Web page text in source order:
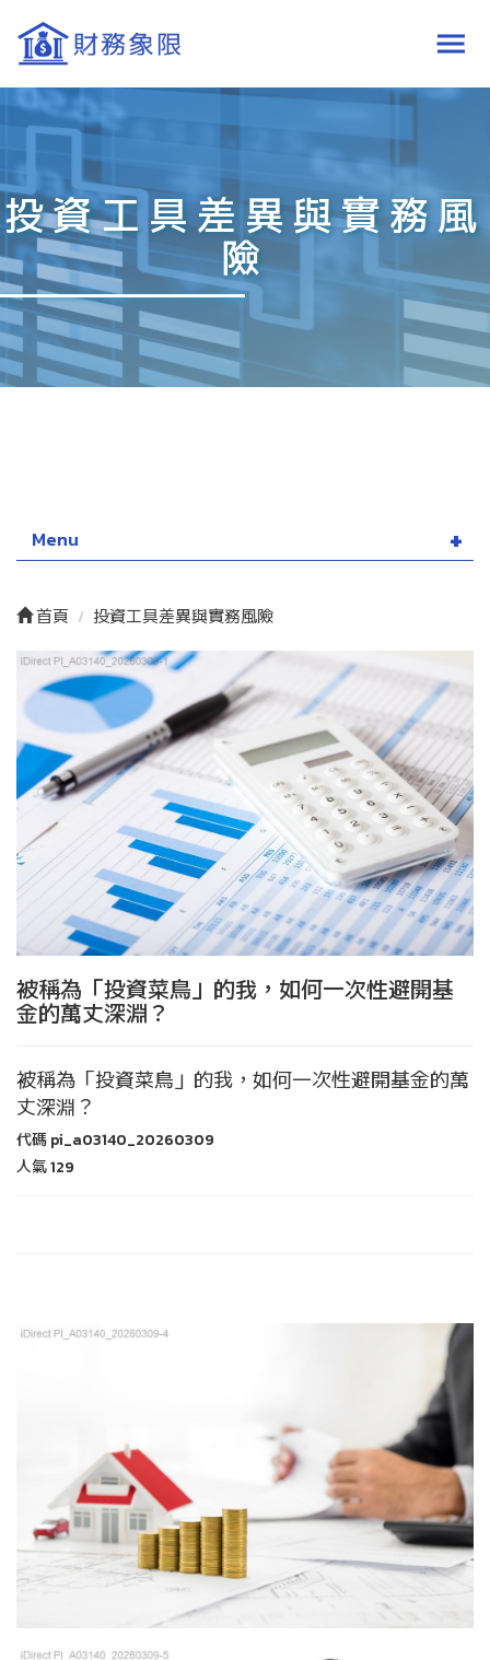
投資工具差異與實務風
險
Menu
首頁 投資工具差異與實務風險
被稱為「投資菜鳥」的我，如何一次性避開基
金的萬丈深淵？
被稱為「投資菜鳥」的我，如何一次性避開基金的萬
丈深淵？
代碼pi_a03140_20260309
人氣129